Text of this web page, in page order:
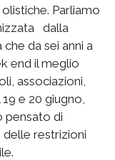
Parliamo
dalla
da sei anni a
end il meglio
associazioni,
e 20 giugno,
pensato di
restrizioni